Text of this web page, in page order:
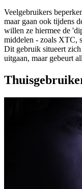
Veelgebruikers
maar gaan ook tijdens
willen ze hiermee de
middelen - zoals XTC,
Dit gebruik situeert
uitgaan, maar gebeurt